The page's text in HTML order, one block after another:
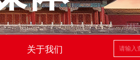
关于我们